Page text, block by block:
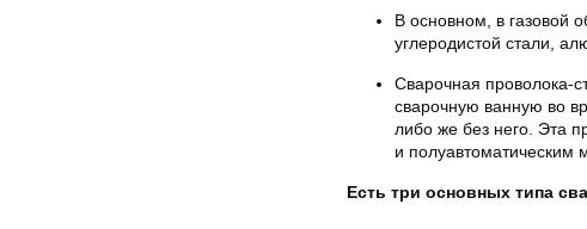
В основном, в газовой
углеродистой стали,
Сварочная проволока-
сварочную ванную во
либо же без него. Эта
и полуавтоматическим
Есть три основных типа